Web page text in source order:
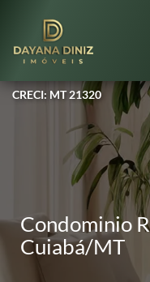
CRECI: MT 21320
Condominio
Cuiabá/MT